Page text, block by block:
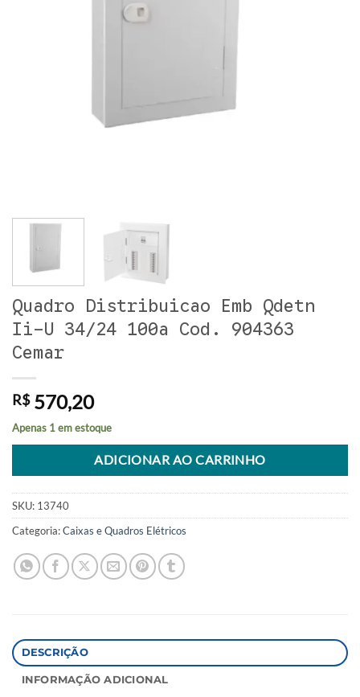
Quadro Distribuicao Emb Qdetn
Ii-U 34/24 100a Cod. 904363
Cemar
R$570,20
Apenas 1 em estoque
ADICIONAR AO CARRINHO
SKU: 13740
Categoria:Caixas e Quadros Elétricos
DESCRIÇÃO
INFORMAÇÃO ADICIONAL